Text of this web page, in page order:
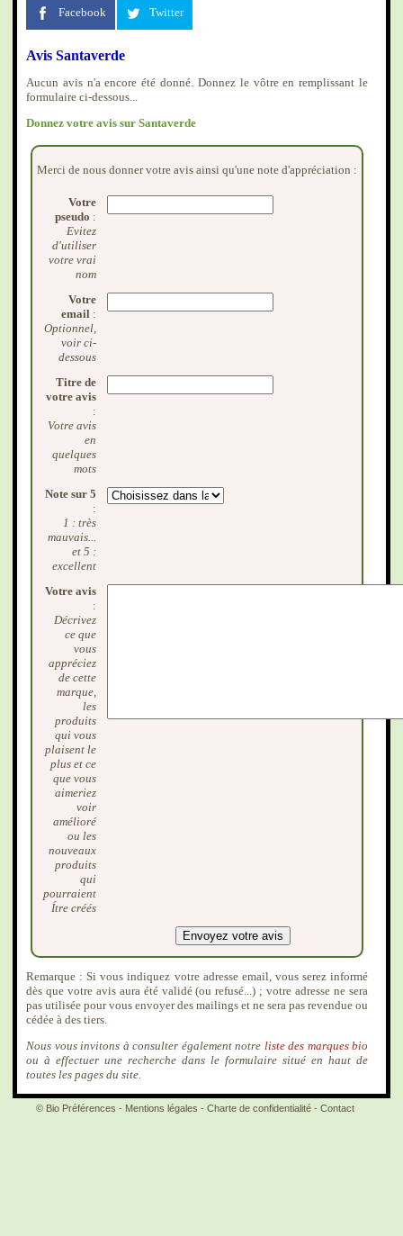
Facebook Twitter
Avis Santaverde
Aucun avis n'a encore été donné. Donnez le vôtre en remplissant le
formulaire ci-dessous...
Donnez votre avis sur Santaverde
Merci de nous donner votre avis ainsi qu'une note d'appréciation :
Votre
pseudo :
Evitez
d'utiliser
votre vrai
nom
Votre
email :
Optionnel,
voir ci-
dessous
Titre de
votre avis
:
Votre avis
en
quelques
mots
Note sur 5
:
1 : très
mauvais...
et 5 :
excellent
Votre avis
:
Décrivez
ce que
vous
appréciez
de cette
marque,
les
produits
qui vous
plaisent le
plus et ce
que vous
aimeriez
voir
amélioré
ou les
nouveaux
produits
qui
pourraient
Ítre créés
Remarque : Si vous indiquez votre adresse email, vous serez informé
dès que votre avis aura été validé (ou refusé...) ; votre adresse ne sera
pas utilisée pour vous envoyer des mailings et ne sera pas revendue ou
cédée à des tiers.
Nous vous invitons à consulter également notre liste des marques bio
ou à effectuer une recherche dans le formulaire situé en haut de
toutes les pages du site.
© Bio Préférences - Mentions légales - Charte de confidentialité- Contact